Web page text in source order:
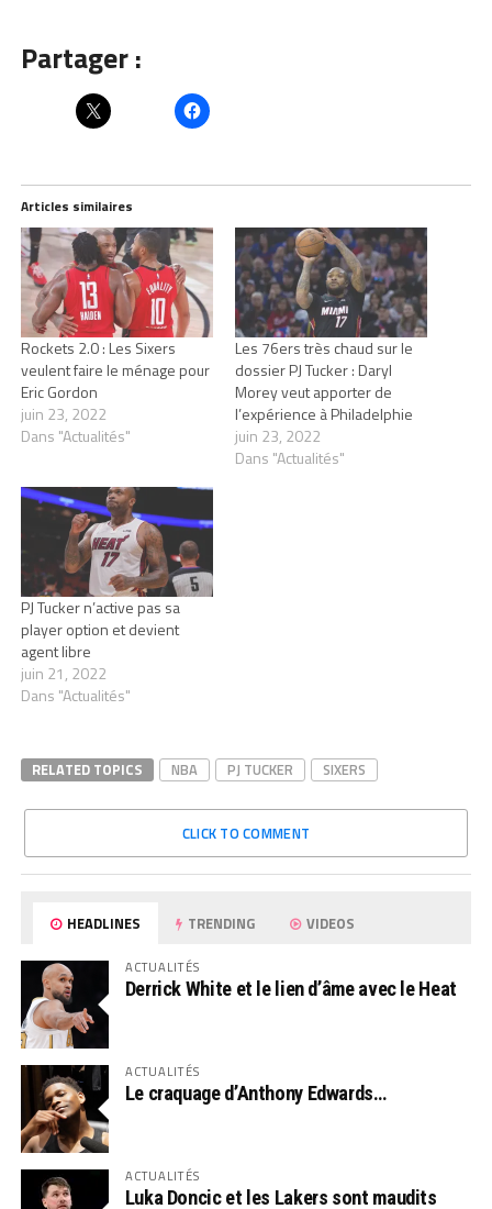
Partager :
Articles similaires
Rockets 2.0 : Les Sixers
veulent faire le ménage pour
Eric Gordon
juin 23, 2022
Dans "Actualités"
Les 76ers très chaud sur le
dossier PJ Tucker : Daryl
Morey veut apporter de
l’expérience à Philadelphie
juin 23, 2022
Dans "Actualités"
PJ Tucker n’active pas sa
player option et devient
agent libre
juin 21, 2022
Dans "Actualités"
RELATED TOPICS NBA PJ TUCKER SIXERS
CLICK TO COMMENT
HEADLINES TRENDING VIDEOS
ACTUALITÉS
Derrick White et le lien d’âme avec le Heat
ACTUALITÉS
Le craquage d’Anthony Edwards…
ACTUALITÉS
Luka Doncic et les Lakers sont maudits